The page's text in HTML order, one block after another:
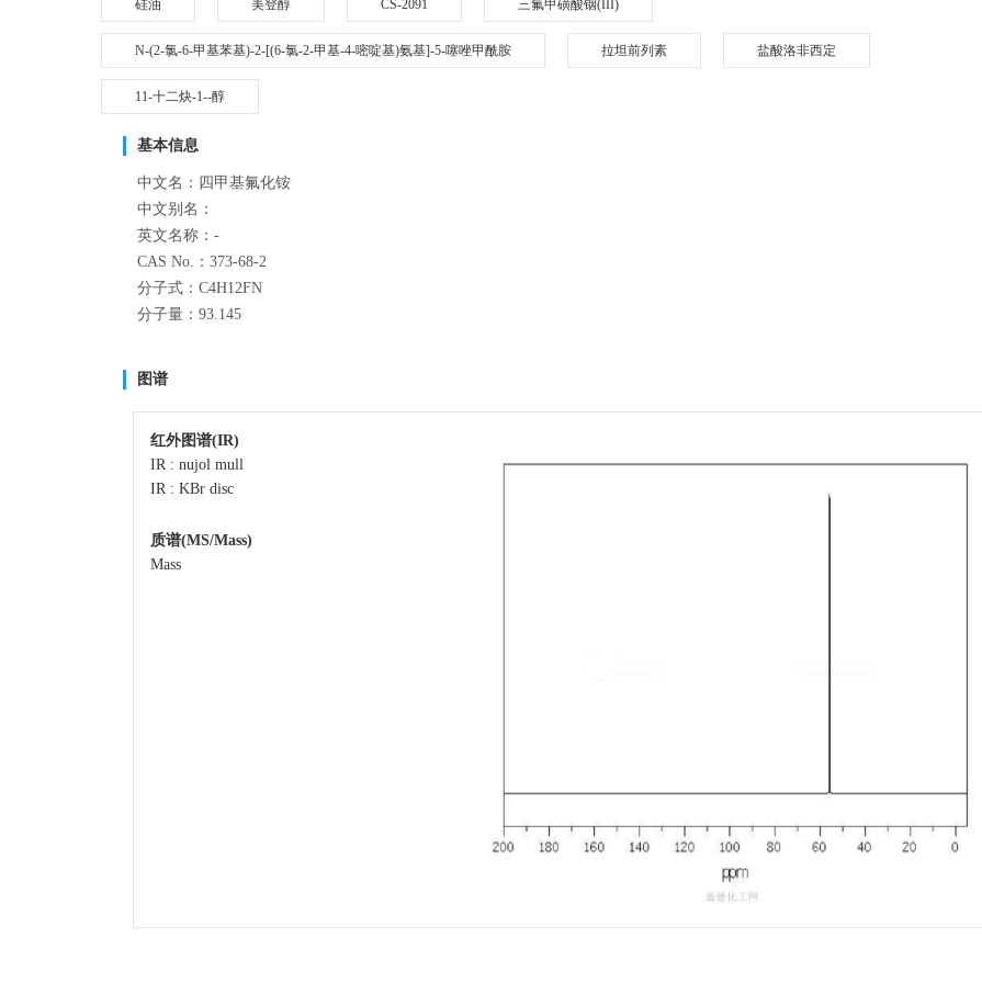
硅油 美登醇 CS-2091 三氟甲磺酸铟(III)
N-(2-氯-6-甲基苯基)-2-[(6-氯-2-甲基-4-嘧啶基)氨基]-5-噻唑甲酰胺 拉坦前列素 盐酸洛非西定
11-十二炔-1--醇
基本信息
中文名：四甲基氟化铵
中文别名：
英文名称：-
CAS No.：373-68-2
分子式：C4H12FN
分子量：93.145
图谱
红外图谱(IR)
IR : nujol mull
IR : KBr disc
质谱(MS/Mass)
Mass